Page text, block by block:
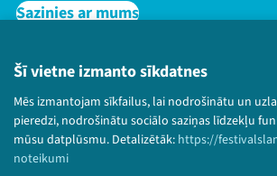
Šī vietne izmanto sīkdatnes
Mēs izmantojam sīkfailus, lai nodrošinātu un
pieredzi, nodrošinātu sociālo saziņas līdzekļu
mūsu datplūsmu. Detalizētāk: https://
noteikumi
Sazinies ar mums
Lietošanas noteikumi un sīkdatņu
Bērnu aizsardzības politika
© 2026 Sarunu festivāls LAMPA
paturētas.